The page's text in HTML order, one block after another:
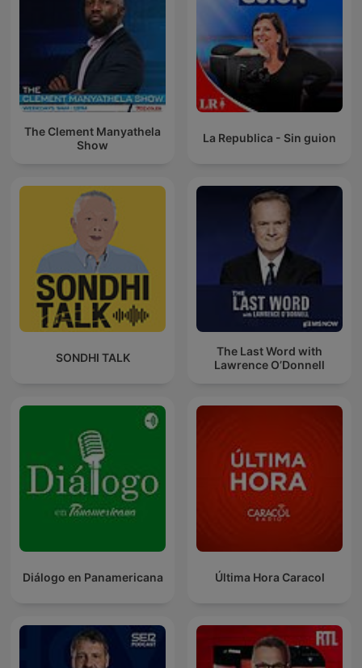
The Clement Manyathela
Show
La Republica - Sin guion
SONDHI TALK
The Last Word with
Lawrence O’Donnell
Diálogo en Panamericana Última Hora Caracol